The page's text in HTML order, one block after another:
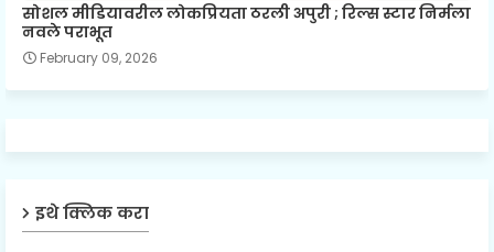
सोशल मीडियावरील लोकप्रियता ठरली अपुरी ; रिल्स स्टार निर्मला
नवले पराभूत
February 09, 2026
इथे क्लिक करा